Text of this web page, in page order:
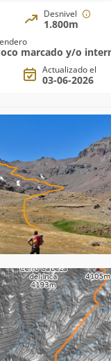
Desnivel
1.800m
marcado y/o
Actualizado el
03-06-2026